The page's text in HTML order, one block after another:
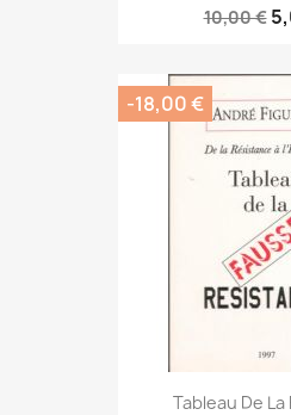
10,00 €
Tableau De La
-18,00 €